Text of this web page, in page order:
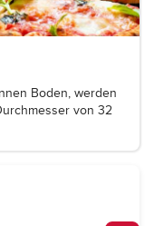
Boden, werden
von 32